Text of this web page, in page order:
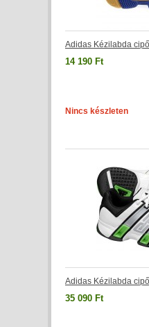
Adidas Kézilabda
14 190 Ft
Nincs készleten
Adidas Kézilabda
35 090 Ft